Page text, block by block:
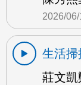
2026/06/
生活掃
莊文凱